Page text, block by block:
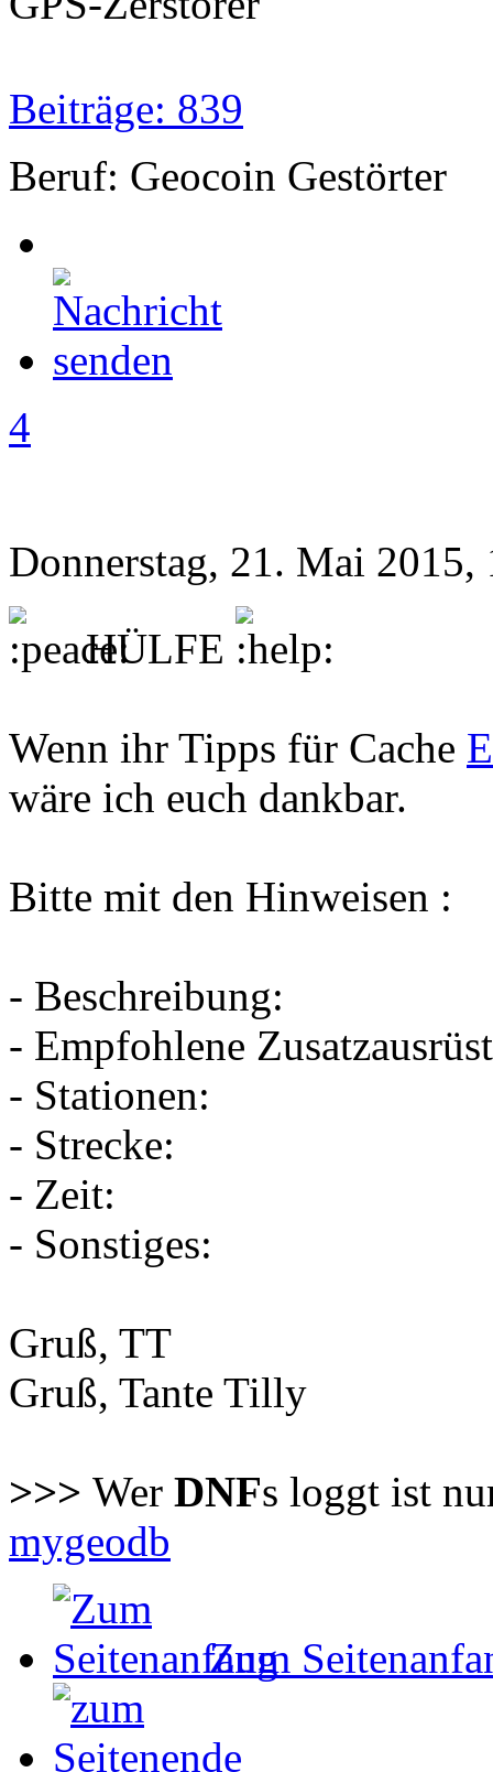
Beiträge: 839
Beruf: Geocoin Gestörter
4
Donnerstag, 21. Mai 2015,
HÜLFE
Wenn ihr Tipps für Cache
wäre ich euch dankbar.
Bitte mit den Hinweisen :
- Beschreibung:
- Empfohlene
- Stationen:
- Strecke:
- Zeit:
- Sonstiges:
Gruß, TT
Gruß, Tante Tilly
>>> Wer DNFs loggt ist
mygeodb
Zum